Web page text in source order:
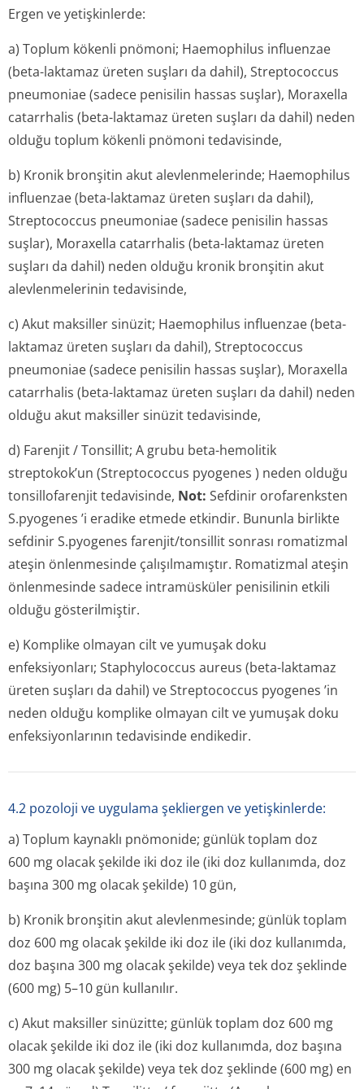
Ergen ve yetişkinlerde:
a) Toplum kökenli pnömoni; Haemophilus influenzae
(beta-laktamaz üreten suşları da dahil), Streptococcus
pneumoniae(sadece penisilin hassas suşlar), Moraxella
catarrhalis (beta-laktamaz üreten suşları da dahil) neden
olduğu toplum kökenli pnömoni tedavisinde,
b) Kronik bronşitin akut alevlenmelerinde; Haemophilus
influenzae(beta-laktamaz üreten suşları da dahil),
Streptococcus pneumoniae(sadece penisilin hassas
suşlar), Moraxella catarrhalis (beta-laktamaz üreten
suşları da dahil) neden olduğu kronik bronşitin akut
alevlenmelerinin tedavisinde,
c) Akut maksiller sinüzit; Haemophilus influenzae(beta-
laktamaz üreten suşları da dahil), Streptococcus
pneumoniae(sadece penisilin hassas suşlar), Moraxella
catarrhalis (beta-laktamaz üreten suşları da dahil) neden
olduğu akut maksiller sinüzit tedavisinde,
d) Farenjit / Tonsillit; A grubu beta-hemolitik
streptokok’un (Streptococcus pyogenes ) neden olduğu
tonsillofarenjit tedavisinde, Not: Sefdinir orofarenksten
S.pyogenes ’i eradike etmede etkindir. Bununla birlikte
sefdinirS.pyogenes farenjit/tonsillit sonrası romatizmal
ateşin önlenmesinde çalışılmamıştır. Romatizmal ateşin
önlenmesinde sadece intramüsküler penisilinin etkili
olduğu gösterilmiştir.
e) Komplike olmayan cilt ve yumuşak doku
enfeksiyonları; Staphylococcus aureus (beta-laktamaz
üreten suşları da dahil) veStreptococcus pyogenes ’in
neden olduğu komplike olmayan cilt ve yumuşak doku
enfeksiyonlarının tedavisinde endikedir.
4.2 pozoloji ve uygulama şekliergen ve yetişkinlerde:
a) Toplum kaynaklı pnömonide; günlük toplam doz
600 mg olacak şekilde iki doz ile (iki doz kullanımda, doz
başına 300 mg olacak şekilde) 10 gün,
b) Kronik bronşitin akut alevlenmesinde; günlük toplam
doz 600 mg olacak şekilde iki doz ile (iki doz kullanımda,
doz başına 300 mg olacak şekilde) veya tek doz şeklinde
(600 mg) 5–10 gün kullanılır.
c) Akut maksiller sinüzitte; günlük toplam doz 600 mg
olacak şekilde iki doz ile (iki doz kullanımda, doz başına
300 mg olacak şekilde) veya tek doz şeklinde (600 mg) en